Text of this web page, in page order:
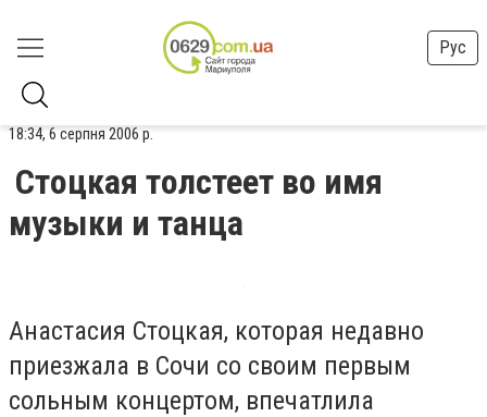
Рус
18:34, 6 серпня 2006 р.
Стоцкая толстеет во имя
музыки и танца
Анастасия Стоцкая, которая недавно
приезжала в Сочи со своим первым
сольным концертом, впечатлила